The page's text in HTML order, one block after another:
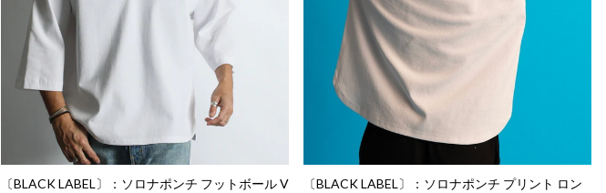
〔BLACK LABEL〕：ソロナポンチ フットボール V
〔BLACK LABEL〕：ソロナポンチ プリント ロン